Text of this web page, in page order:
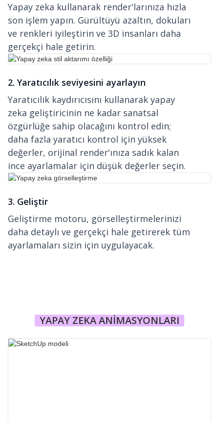
Yapay zeka kullanarak render'larınıza hızla
son işlem yapın. Gürültüyü azaltın, dokuları
ve renkleri iyileştirin ve 3D insanları daha
gerçekçi hale getirin.
2. Yaratıcılık seviyesini ayarlayın
Yaratıcılık kaydırıcısını kullanarak yapay
zeka geliştiricinin ne kadar sanatsal
özgürlüğe sahip olacağını kontrol edin;
daha fazla yaratıcı kontrol için yüksek
değerler, orijinal render'ınıza sadık kalan
ince ayarlamalar için düşük değerler seçin.
3. Geliştir
Geliştirme motoru, görselleştirmelerinizi
daha detaylı ve gerçekçi hale getirerek tüm
ayarlamaları sizin için uygulayacak.
YAPAY ZEKA ANİMASYONLARI